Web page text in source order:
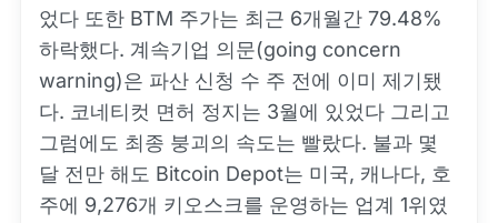
었다 또한 BTM 주가는 최근 6개월간 79.48%
하락했다. 계속기업 의문(going concern
warning)은 파산 신청 수 주 전에 이미 제기됐
다. 코네티컷 면허 정지는 3월에 있었다 그리고
그럼에도 최종 붕괴의 속도는 빨랐다. 불과 몇
달 전만 해도 Bitcoin Depot는 미국, 캐나다, 호
주에 9,276개 키오스크를 운영하는 업계 1위였